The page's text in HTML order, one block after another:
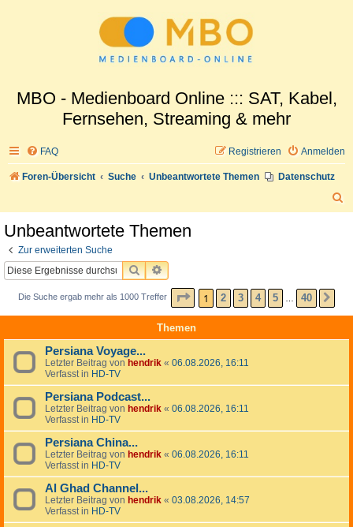
MBO - Medienboard Online ::: SAT, Kabel,
Fernsehen, Streaming & mehr
FAQ Anmelden
Registrieren
Foren-Übersicht Suche Unbeantwortete Themen
Datenschutz
Unbeantwortete Themen
Zur erweiterten Suche
SUCHEERWEITERTE SUCHE
Die Suche ergab mehr als 1000 Treffer SEITE1 VON40
1 2 3 4 5 40
Themen
Persiana Voyage...
Letzter Beitrag von hendrik « 06.08.2026, 16:11
Verfasst in HD-TV
Persiana Podcast...
Letzter Beitrag von hendrik « 06.08.2026, 16:11
Verfasst in HD-TV
Persiana China...
Letzter Beitrag von hendrik « 06.08.2026, 16:11
Verfasst in HD-TV
Al Ghad Channel...
Letzter Beitrag von hendrik « 03.08.2026, 14:57
Verfasst in HD-TV